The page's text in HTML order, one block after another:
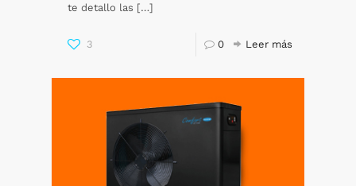
te detallo las […]
3 0 Leer más